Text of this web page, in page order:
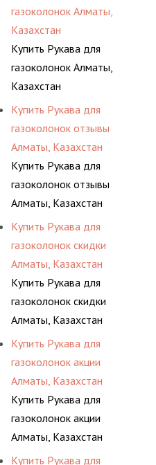
газоколонок Алматы,
Казахстан
Купить Рукава для
газоколонок Алматы,
Казахстан
Купить Рукава для
газоколонок отзывы
Алматы, Казахстан
Купить Рукава для
газоколонок отзывы
Алматы, Казахстан
Купить Рукава для
газоколонок скидки
Алматы, Казахстан
Купить Рукава для
газоколонок скидки
Алматы, Казахстан
Купить Рукава для
газоколонок акции
Алматы, Казахстан
Купить Рукава для
газоколонок акции
Алматы, Казахстан
Купить Рукава для